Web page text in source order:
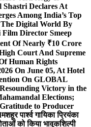
Declares At
Among India’s Top
The Digital World By
Film Director Smeep
Of Nearly ₹10 Crore
Court And Supreme
Human Rights
On June 05, At Hotel
On GLOBAL
Victory in the
Elections;
to Producer
मशहूर पार्श्व गायिका प्रियंका
को किया भावुकशिल्पी